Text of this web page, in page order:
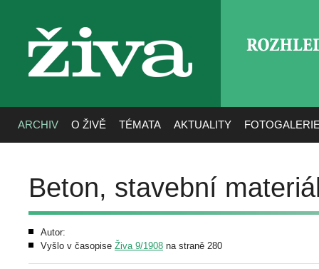
živa
ARCHIV O ŽIVĚ TÉMATA AKTUALITY
Beton, stavební
Autor:
Vyšlo v časopise Živa 9/1908 na straně 280